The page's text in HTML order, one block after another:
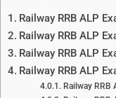
Railway RRB ALP
Railway RRB ALP
Railway RRB ALP
Railway RRB ALP
Railway RRB